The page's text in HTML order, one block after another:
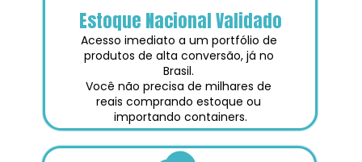
Estoque Nacional Validado
Acesso imediato a um portfólio de
produtos de alta conversão, já no
Brasil.
Você não precisa de milhares de
reais comprando estoque ou
importando containers.